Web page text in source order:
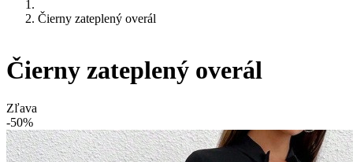
Čierny zateplený overál
Čierny zateplený overál
Zľava
-50%